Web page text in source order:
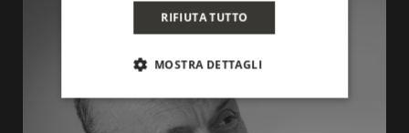
RIFIUTA TUTTO
MOSTRA DETTAGLI